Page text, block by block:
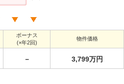
ボーナス
(×年2回)
物件価格
－ 3,799万円